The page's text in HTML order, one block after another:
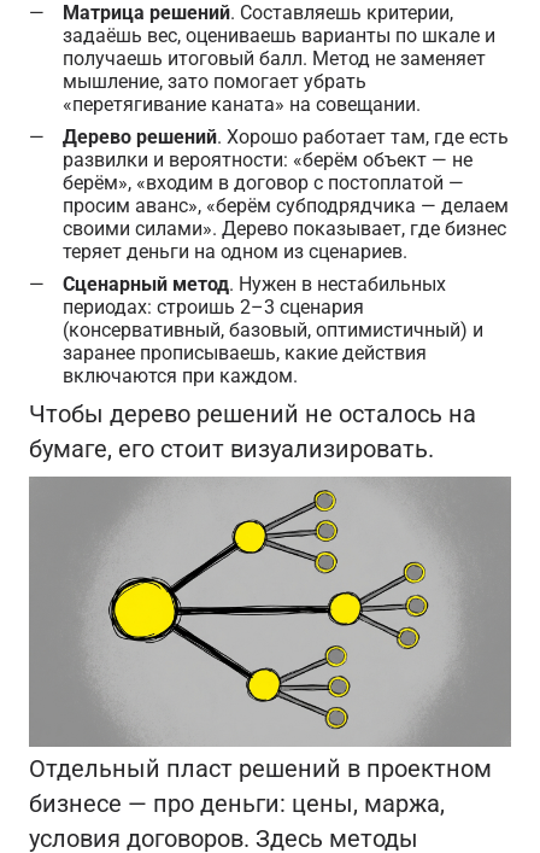
Матрица решений. Составляешь критерии,
задаёшь вес, оцениваешь варианты по шкале и
получаешь итоговый балл. Метод не заменяет
мышление, зато помогает убрать
«перетягивание каната» на совещании.
Дерево решений. Хорошо работает там, где есть
развилки и вероятности: «берём объект — не
берём», «входим в договор с постоплатой —
просим аванс», «берём субподрядчика — делаем
своими силами». Дерево показывает, где бизнес
теряет деньги на одном из сценариев.
Сценарный метод. Нужен в нестабильных
периодах: строишь 2–3 сценария
(консервативный, базовый, оптимистичный) и
заранее прописываешь, какие действия
включаются при каждом.
Чтобы дерево решений не осталось на
бумаге, его стоит визуализировать.
Отдельный пласт решений в проектном
бизнесе — про деньги: цены, маржа,
условия договоров. Здесь методы